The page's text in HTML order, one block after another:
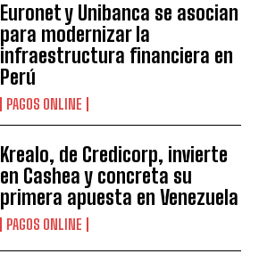
Euronet y Unibanca se asocian
para modernizar la
infraestructura financiera en
Perú
PAGOS ONLINE
Krealo, de Credicorp, invierte
en Cashea y concreta su
primera apuesta en Venezuela
PAGOS ONLINE